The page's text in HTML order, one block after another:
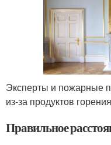
Эксперты и пожарные
из-за продуктов горения
Правильное